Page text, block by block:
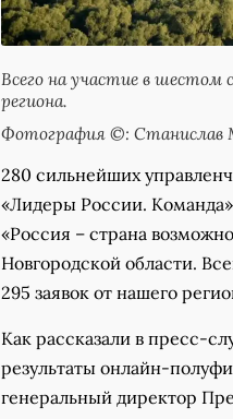
Всего на участие в шестом
региона.
Фотография ©: Станислав
280 сильнейших
«Лидеры России.
«Россия – страна
Новгородской области.
295 заявок от нашего
Как рассказали в пресс-
результаты онлайн-
генеральный директор